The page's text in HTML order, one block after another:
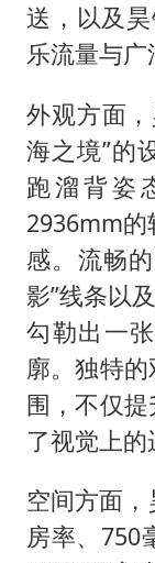
送，以及
乐流量与广
外观方面
海之境”的
跑溜背姿
2936mm
感。流畅
影”线条以
勾勒出一
廓。独特
围，不仅
了视觉上的
空间方面
房率、750